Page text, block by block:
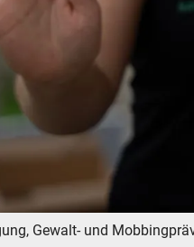
Gewalt- und